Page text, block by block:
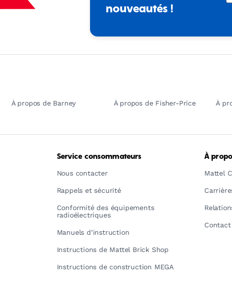
nouveautés !
À propos de Barney À propos de Fisher-Price À
Service consommateurs
Nous contacter
Rappels et sécurité
Conformité des équipements
radioélectriques
Manuels d’instruction
Instructions de Mattel Brick Shop
Instructions de construction MEGA
À
Mattel